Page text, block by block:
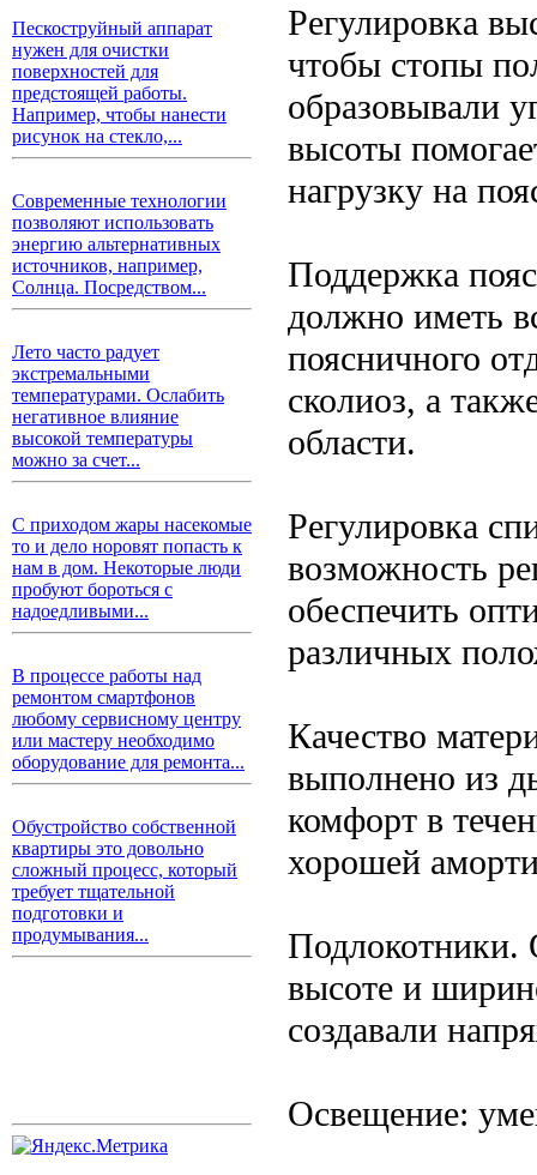
Пескоструйный аппарат
нужен для очистки
поверхностей для
предстоящей работы.
Например, чтобы нанести
рисунок на стекло,...
Современные технологии
позволяют использовать
энергию альтернативных
источников, например,
Солнца. Посредством...
Лето часто радует
экстремальными
температурами. Ослабить
негативное влияние
высокой температуры
можно за счет...
С приходом жары насекомые
то и дело норовят попасть к
нам в дом. Некоторые люди
пробуют бороться с
надоедливыми...
В процессе работы над
ремонтом смартфонов
любому сервисному центру
или мастеру необходимо
оборудование для ремонта...
Обустройство собственной
квартиры это довольно
сложный процесс, который
требует тщательной
подготовки и
продумывания...
Регулировка
чтобы стопы
образовывали
высоты
нагрузку на
Поддержка
должно иметь
поясничного
сколиоз, а
области.
Регулировка
возможность
обеспечить
различных
Качество
выполнено из
комфорт в
хорошей
высоте и
создавали
Освещение: